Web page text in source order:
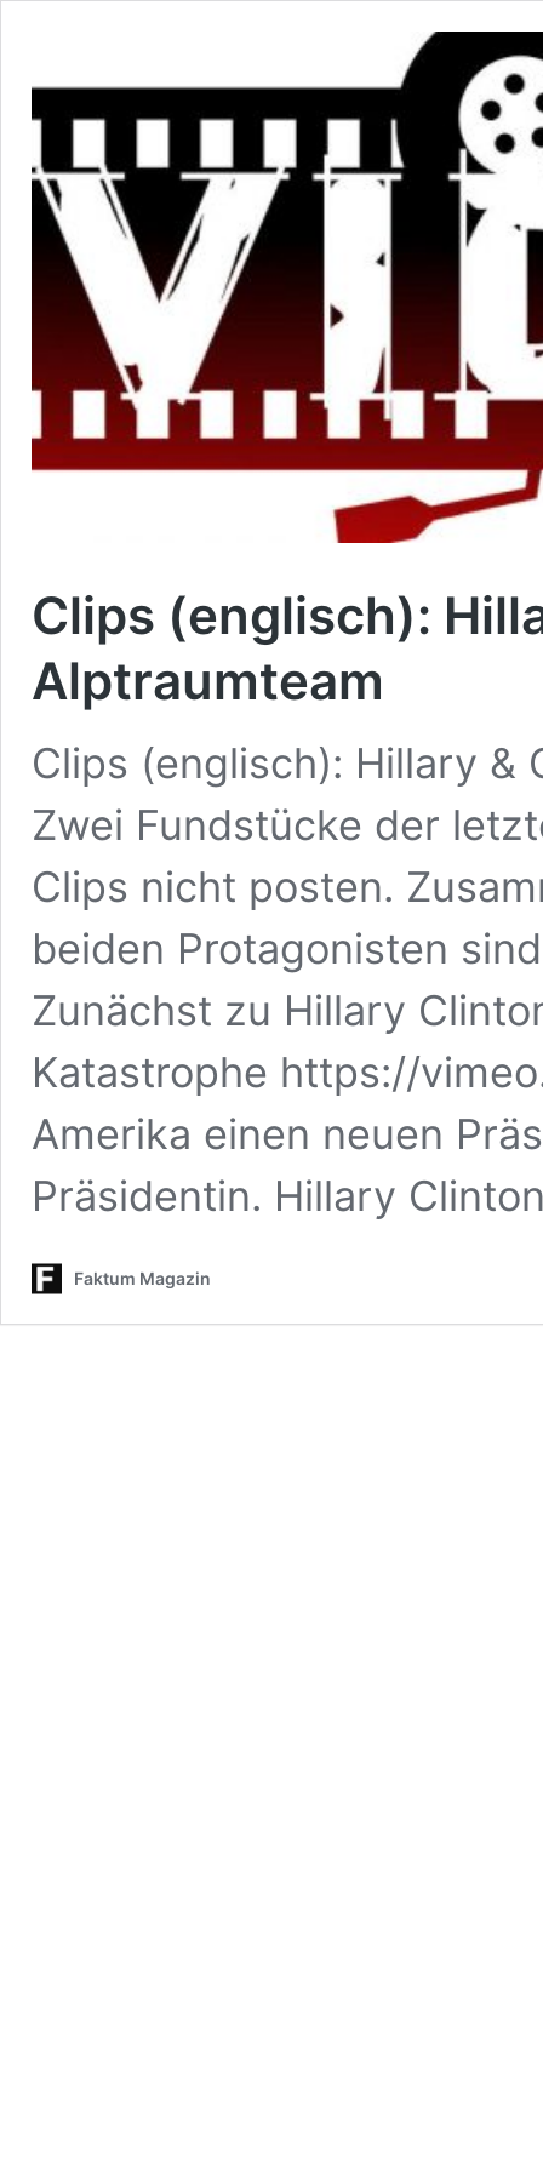
Clips (englisch):
Alptraumteam
Clips (englisch): Hillary &
Zwei Fundstücke der
Clips nicht posten.
beiden Protagonisten
Zunächst zu Hillary
Katastrophe https://
Amerika einen neuen
Präsidentin. Hillary
Faktum Magazin